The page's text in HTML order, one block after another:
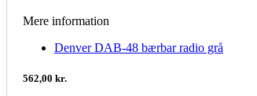
Mere information
Denver DAB-48 bærbar radio grå
562,00 kr.